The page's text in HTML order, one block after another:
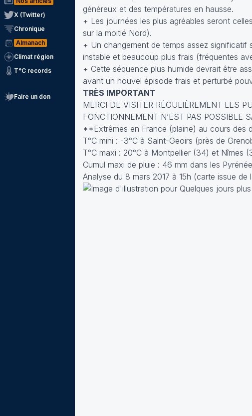
X (Twitter)
Chronique
Almanach
Climat région
T°C records
Faire un don
généreux et des températures en hausse.
+ Les journées les plus agréables seront
sur la moitié Nord).
+ Un changement de temps assez significatif
instable et beaucoup plus frais (fréquentes
+ Cette séquence plus humide devrait être
avant un nouvel épisode frais et perturbé
TRÈS IMPORTANT
MERCI DE VISITER RÉGULIÈREMENT LES
FONCTIONNEMENT N’EST PAS
**Extrêmes en France (plaine) au cours des
T°C mini : -3°C à Saint-Geoirs (près de
T°C maxi : 20°C à Montpellier (34) et Nîmes
Cumul maxi de pluie : 46 mm dans les
Analyse du 8 mars 2017 à 15h (carte issue de